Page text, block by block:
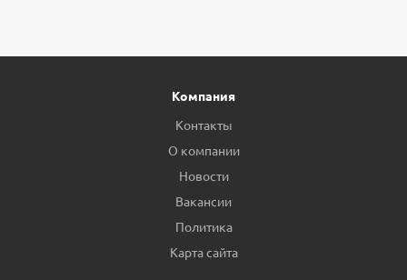
Компания
Контакты
О компании
Новости
Вакансии
Политика
Карта сайта